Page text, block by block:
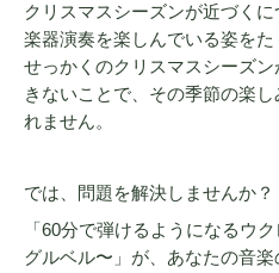
クリスマスシーズンが近づくに
楽器演奏を楽しんでいる姿をた
せっかくのクリスマスシーズ
きないことで、その季節の楽
れません。
では、問題を解決しませんか？
「60分で弾けるようになるウ
グルベル〜」が、あなたの音